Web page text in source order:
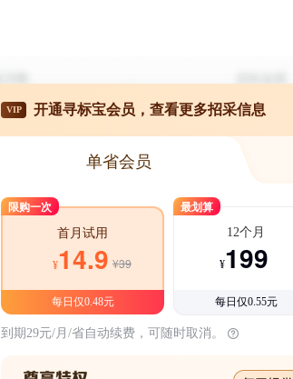
VIP 开通寻标宝会员，查看更多招采信息
单省会员
限购一次
首月试用
¥14.9 ¥39
每日仅0.48元
最划算
12个月
¥199
每日仅0.55元
到期29元/月/省自动续费，可随时取消。